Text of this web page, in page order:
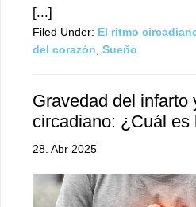
[...]
Filed Under: El ritmo
del corazón, Sueño
Gravedad del infarto
circadiano: ¿Cuál es
28. Abr 2025